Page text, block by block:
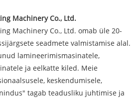
Machinery Co., Ltd.
Machinery Co., Ltd. omab üle 20-
seadmete valmistamise alal.
lamineerimismasinatele,
ja eelkatte kiled. Meie
keskendumisele,
tagab teadusliku juhtimise ja